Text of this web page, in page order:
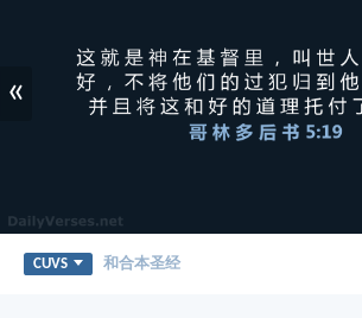
«
CUVS 和合本圣经